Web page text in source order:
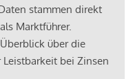
stammen direkt
Marktführer.
über die
bei Zinsen